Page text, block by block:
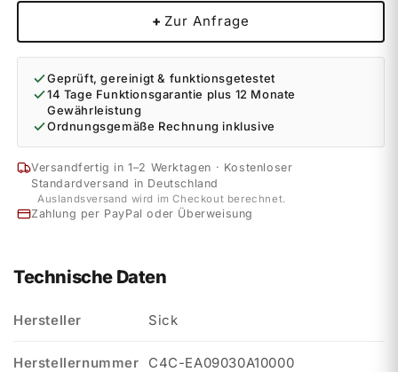
+ Zur Anfrage
Geprüft, gereinigt & funktionsgetestet
14 Tage Funktionsgarantie plus 12 Monate
Gewährleistung
Ordnungsgemäße Rechnung inklusive
Versandfertig in 1–2 Werktagen · Kostenloser
Standardversand in Deutschland
Auslandsversand wird im Checkout berechnet.
Zahlung per PayPal oder Überweisung
Technische Daten
Hersteller Sick
Herstellernummer C4C-EA09030A10000